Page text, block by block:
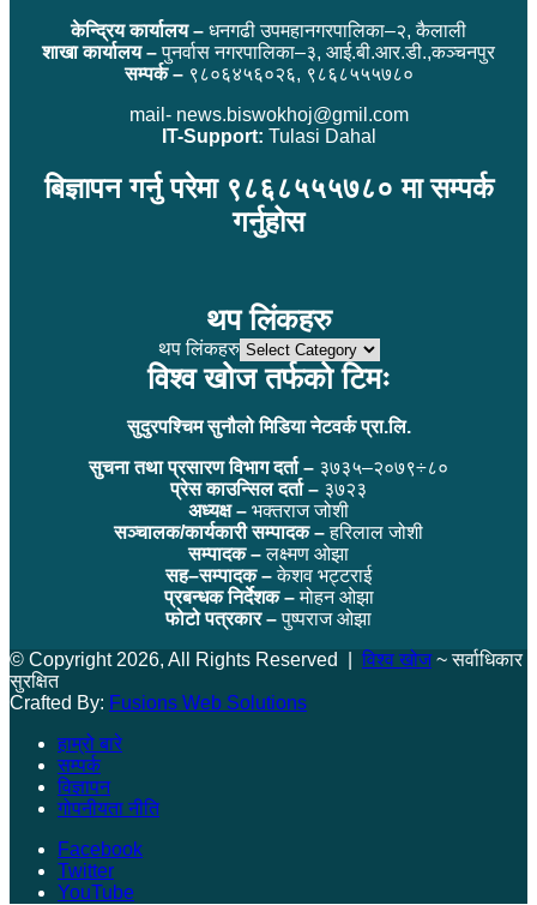
केन्द्रिय कार्यालय – धनगढी उपमहानगरपालिका–२, कैलाली
शाखा कार्यालय –पुनर्वास नगरपालिका–३, आई.बी.आर.डी.,कञ्चनपुर
सम्पर्क –९८०६४५६०२६, ९८६८५५५७८०
mail- news.biswokhoj@gmil.com
IT-Support: Tulasi Dahal
बिज्ञापन गर्नु परेमा ९८६८५५५७८० मा सम्पर्क
गर्नुहोस
थप लिंकहरु
थप लिंकहरु
विश्व खोज तर्फको टिमः
सुदुरपश्चिम सुनौलो मिडिया नेटवर्क प्रा.लि.
सुचना तथा प्रसारण विभाग दर्ता – ३७३५–२०७९÷८०
प्रेस काउन्सिल दर्ता – ३७२३
अध्यक्ष – भक्तराज जोशी
सञ्चालक/कार्यकारी सम्पादक –हरिलाल जोशी
सम्पादक –लक्ष्मण ओझा
सह–सम्पादक –केशव भट्टराई
प्रबन्धक निर्देशक –मोहन ओझा
फोटो पत्रकार –पुष्पराज ओझा
© Copyright 2026, All Rights Reserved | विश्व खोज~ सर्वाधिकार
सुरक्षित
Crafted By: Fusions Web Solutions
हाम्रो बारे
सम्पर्क
विज्ञापन
गोपनीयता नीति
Facebook
Twitter
YouTube